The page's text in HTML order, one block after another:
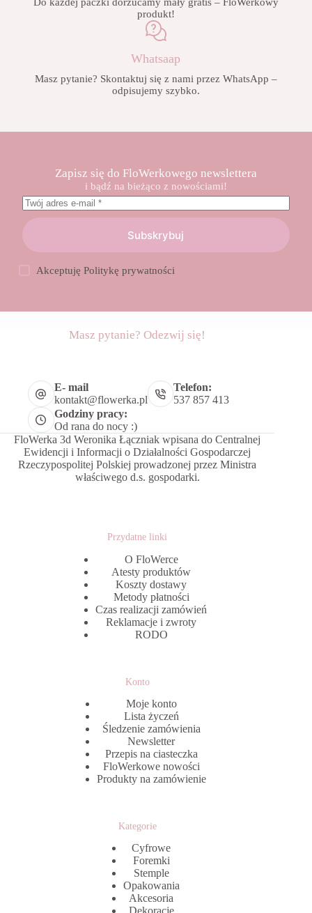
Do każdej paczki dorzucamy mały gratis – FloWerkowy
produkt!
Whatsaap
Masz pytanie? Skontaktuj się z nami przez WhatsApp –
odpisujemy szybko.
Zapisz się do FloWerkowego newslettera
i bądź na bieżąco z nowościami!
Subskrybuj
AkceptujęPolitykę prywatności
Masz pytanie? Odezwij się!
E- mail
kontakt@flowerka.pl
Telefon:
537 857 413
Godziny pracy:
Od rana do nocy :)
FloWerka 3d Weronika Łączniak wpisana do Centralnej
Ewidencji i Informacji o Działalności Gospodarczej
Rzeczypospolitej Polskiej prowadzonej przez Ministra
właściwego d.s. gospodarki.
Przydatne linki
O FloWerce
Atesty produktów
Koszty dostawy
Metody płatności
Czas realizacji zamówień
Reklamacje i zwroty
RODO
Konto
Moje konto
Lista życzeń
Śledzenie zamówienia
Newsletter
Przepis na ciasteczka
FloWerkowe nowości
Produkty na zamówienie
Kategorie
Cyfrowe
Foremki
Stemple
Opakowania
Akcesoria
Dekoracje